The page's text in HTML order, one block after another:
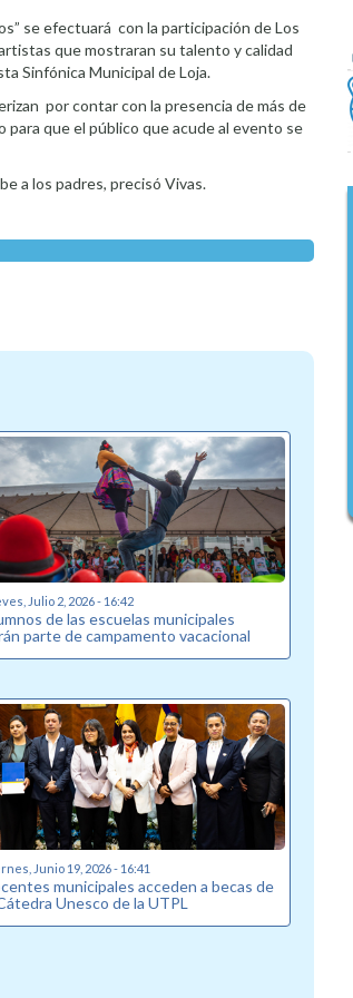
se efectuará con la participación de Los
que mostraran su talento y calidad
Sinfónica Municipal de Loja.
por contar con la presencia de más de
que el público que acude al evento se
a los padres, precisó Vivas.
Julio 2, 2026 - 16:42
de las escuelas municipales
parte de campamento vacacional
Junio 19, 2026 - 16:41
municipales acceden a becas de
Unesco de la UTPL